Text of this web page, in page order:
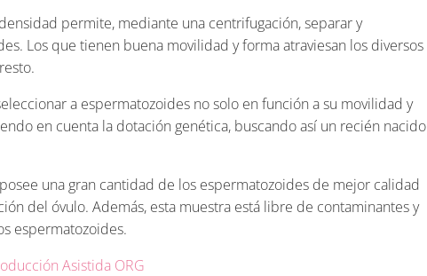
permite, mediante una centrifugación, separar y
Los que tienen buena movilidad y forma atraviesan los diversos
a espermatozoides no solo en función a su movilidad y
en cuenta la dotación genética, buscando así un recién nacido
una gran cantidad de los espermatozoides de mejor calidad
del óvulo. Además, esta muestra está libre de contaminantes y
espermatozoides.
Asistida ORG